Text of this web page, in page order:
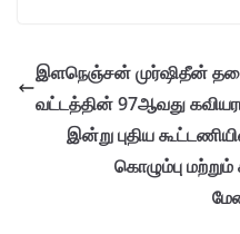
இளநெஞ்சன் முர்ஷிதீன்
வட்டத்தின் 97ஆவது
இன்று புதிய
கொழும்பு